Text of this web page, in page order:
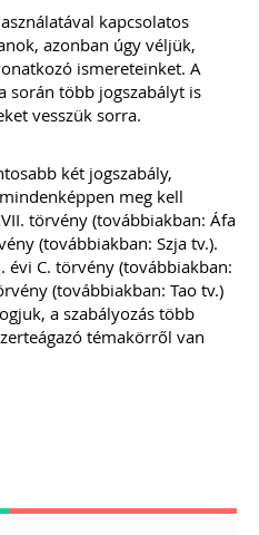
olyan könyvelőirodának
e kiadványt, aki úgy gondolja,
érdekes, egyedi eset során
kutakodás után lehet csak a
számviteli/adózási elszámolást
a kiadvány tartalmából:
előlegszámla árfolyama
személygépkocsival kapcsolatos
levonási szabályok: bérleti díj,
karbantartás, valamint a
könyvelése
kifizetése ingatlan átadásával
vállalkozás esetén
munkaidőkeretre
kapcsolatos
azonban úgy véljük,
ismereteinket. A
során több jogszabályt is
vesszük sorra.
két jogszabály,
meg kell
törvény (továbbiakban: Áfa
(továbbiakban: Szja tv.).
évi C. törvény (továbbiakban:
(továbbiakban: Tao tv.)
a szabályozás több
témakörről van